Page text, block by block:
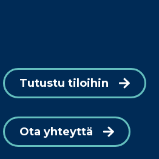
Tutustu tiloihin
Ota yhteyttä